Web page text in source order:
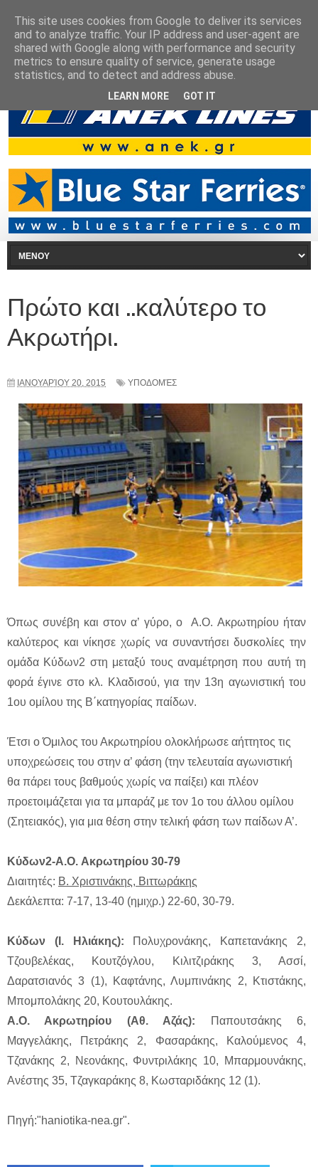
Πρώτο και ..καλύτερο το
Ακρωτήρι.
ΙΑΝΟΥΑΡΊΟΥ 20, 2015 ΥΠΟΔΟΜΈΣ
Όπως συνέβη και στον α’ γύρο, ο A.O. Ακρωτηρίου ήταν
καλύτερος και νίκησε χωρίς να συναντήσει δυσκολίες την
ομάδα Κύδων2 στη μεταξύ τους αναμέτρηση που αυτή τη
φορά έγινε στο κλ. Κλαδισού, για την 13η αγωνιστική του
1ου ομίλου της Β΄κατηγορίας παίδων.
Έτσι ο Όμιλος του Ακρωτηρίου ολοκλήρωσε αήττητος τις
υποχρεώσεις του στην α’ φάση (την τελευταία αγωνιστική
θα πάρει τους βαθμούς χωρίς να παίξει) και πλέον
προετοιμάζεται για τα μπαράζ με τον 1ο του άλλου ομίλου
(Σητειακός), για μια θέση στην τελική φάση των παίδων Α’.
Κύδων2-A.O. Ακρωτηρίου 30-79
Διαιτητές: Β. Χριστινάκης, Βιττωράκης
Δεκάλεπτα: 7-17, 13-40 (ημιχρ.) 22-60, 30-79.
Κύδων (Ι. Ηλιάκης): Πολυχρονάκης, Καπετανάκης 2,
Τζουβελέκας, Κουτζόγλου, Κιλιτζιράκης 3, Ασσί,
Δαρατσιανός 3 (1), Καφτάνης, Λυμπινάκης 2, Κτιστάκης,
Μπομπολάκης 20, Κουτουλάκης.
Α.Ο. Ακρωτηρίου (Αθ. Αζάς):
Παπουτσάκης 6,
Μαγγελάκης, Πετράκης 2, Φασαράκης, Καλούμενος 4,
Τζανάκης 2, Νεονάκης, Φυντριλάκης 10, Μπαρμουνάκης,
Ανέστης 35, Τζαγκαράκης 8, Κωσταριδάκης 12 (1).
Πηγή:"haniotika-nea.gr".
This site uses cookies from Google to deliver its services
and to analyze traffic. Your IP address and user-agent are
shared with Google along with performance and security
metrics to ensure quality of service, generate usage
statistics, and to detect and address abuse.
LEARN MORE GOT IT